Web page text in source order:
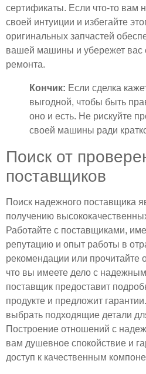
сертификаты. Если что-то вам
своей интуиции и избегайте
оригинальных запчастей
вашей машины и убережет вас
ремонта.
Кончик: Если сделка
выгодной, чтобы быть
оно и есть. Не рискуйте
своей машины ради
Поиск от
поставщиков
Поиск надежного поставщика
получению
Работайте с поставщиками,
репутацию и опыт работы в
рекомендации или прочитайте
что вы имеете дело с
поставщик предоставит
продукте и предложит
выбрать подходящие детали
Построение отношений с
вам душевное спокойствие и
доступ к качественным